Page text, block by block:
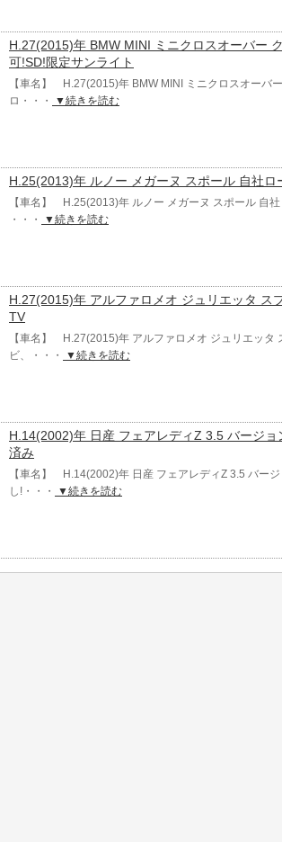
H.27(2015)年 BMW MINI ミニクロスオーバー
可!SD!限定サンライト
【車名】 H.27(2015)年 BMW MINI ミニクロスオーバ
ロ・・・
▼続きを読む
H.25(2013)年 ルノー メガーヌ スポール 自社
【車名】 H.25(2013)年 ルノー メガーヌ スポール 自
・・・
▼続きを読む
H.27(2015)年 アルファロメオ ジュリエッタ ス
TV
【車名】 H.27(2015)年 アルファロメオ ジュリエッタ
ビ、・・・
▼続きを読む
H.14(2002)年 日産 フェアレディZ 3.5 バージ
済み
【車名】 H.14(2002)年 日産 フェアレディZ 3.5 バー
し!・・・
▼続きを読む